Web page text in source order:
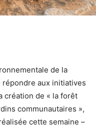
de la
répondre aux initiatives
création de « la forêt
communautaires »,
cette semaine –